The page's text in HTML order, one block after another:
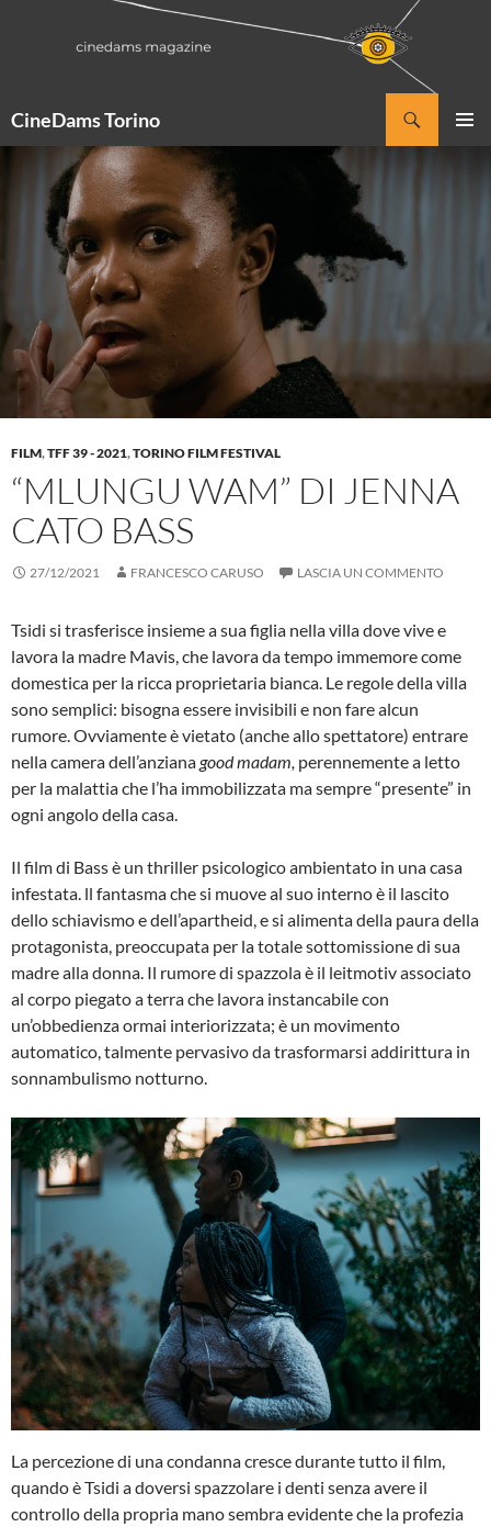
CineDams Torino
FILM,TFF 39 - 2021,TORINO FILM FESTIVAL
“MLUNGU WAM” DI JENNA
CATO BASS
27/12/2021 FRANCESCO CARUSO LASCIA UN COMMENTO
Tsidi si trasferisce insieme a sua figlia nella villa dove vive e
lavora la madre Mavis, che lavora da tempo immemore come
domestica per la ricca proprietaria bianca. Le regole della villa
sono semplici: bisogna essere invisibili e non fare alcun
rumore. Ovviamente è vietato (anche allo spettatore) entrare
nella camera dell’anziana good madam, perennemente a letto
per la malattia che l’ha immobilizzata ma sempre “presente” in
ogni angolo della casa.
Il film di Bass è un thriller psicologico ambientato in una casa
infestata. ll fantasma che si muove al suo interno è il lascito
dello schiavismo e dell’apartheid, e si alimenta della paura della
protagonista, preoccupata per la totale sottomissione di sua
madre alla donna. Il rumore di spazzola è il leitmotiv associato
al corpo piegato a terra che lavora instancabile con
un’obbedienza ormai interiorizzata; è un movimento
automatico, talmente pervasivo da trasformarsi addirittura in
sonnambulismo notturno.
La percezione di una condanna cresce durante tutto il film,
quando è Tsidi a doversi spazzolare i denti senza avere il
controllo della propria mano sembra evidente che la profezia